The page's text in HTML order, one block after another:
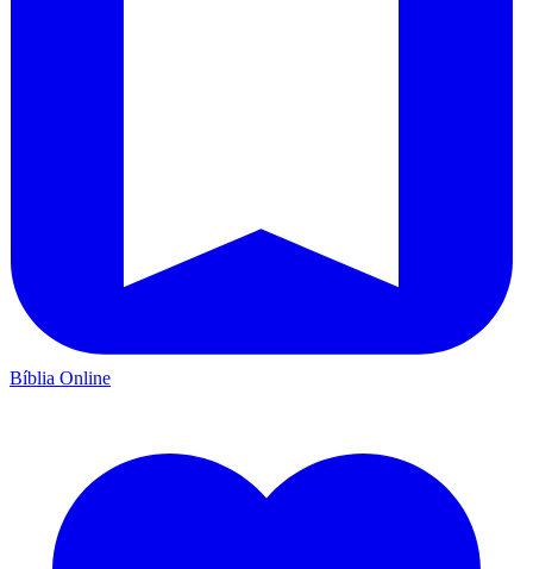
Bíblia Online